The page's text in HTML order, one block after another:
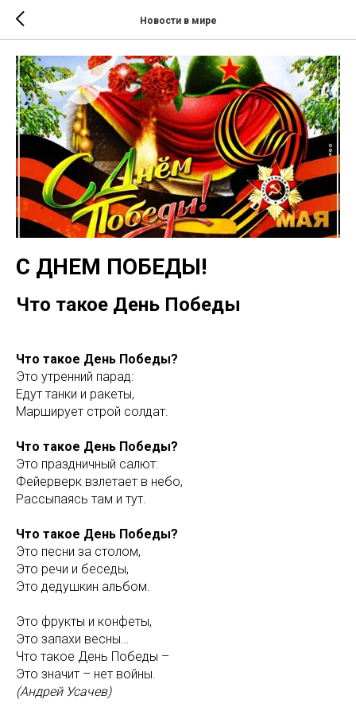
Новости в мире
С ДНЕМ ПОБЕДЫ!
Что такое День Победы
Что такое День Победы?
Это утренний парад:
Едут танки и ракеты,
Марширует строй солдат.
Что такое День Победы?
Это праздничный салют:
Фейерверк взлетает в небо,
Рассыпаясь там и тут.
Что такое День Победы?
Это песни за столом,
Это речи и беседы,
Это дедушкин альбом.
Это фрукты и конфеты,
Это запахи весны…
Что такое День Победы –
Это значит – нет войны.
(Андрей Усачев)